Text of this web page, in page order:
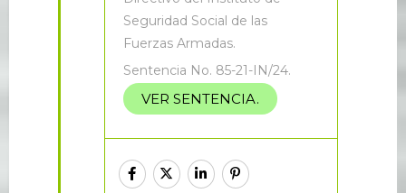
Seguridad Social de las
Fuerzas Armadas.
Sentencia No. 85-21-IN/24.
VER SENTENCIA.